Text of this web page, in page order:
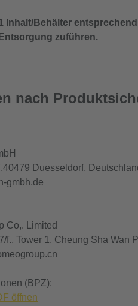
Inhalt/Behälter
zuführen.
nach
Duesseldorf,
gmbh.de
Co,. Limited
f., Tower 1, Cheung Sha
(BPZ):
öffnen